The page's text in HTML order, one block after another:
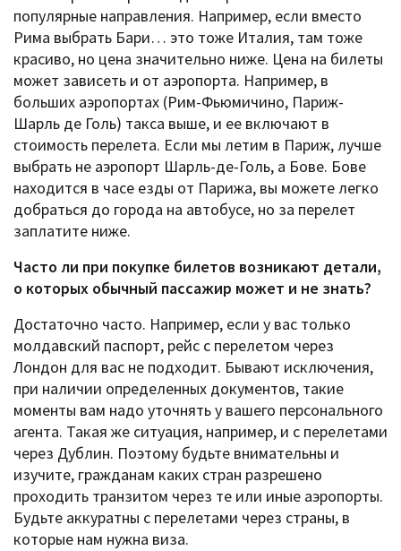
популярные направления. Например, если вместо
Рима выбрать Бари… это тоже Италия, там тоже
красиво, но цена значительно ниже. Цена на билеты
может зависеть и от аэропорта. Например, в
больших аэропортах (Рим-Фьюмичино, Париж-
Шарль де Голь) такса выше, и ее включают в
стоимость перелета. Если мы летим в Париж, лучше
выбрать не аэропорт Шарль-де-Голь, а Бове. Бове
находится в часе езды от Парижа, вы можете легко
добраться до города на автобусе, но за перелет
заплатите ниже.
Часто ли при покупке билетов возникают детали,
о которых обычный пассажир может и не знать?
Достаточно часто. Например, если у вас только
молдавский паспорт, рейс с перелетом через
Лондон для вас не подходит. Бывают исключения,
при наличии определенных документов, такие
моменты вам надо уточнять у вашего персонального
агента. Такая же ситуация, например, и с перелетами
через Дублин. Поэтому будьте внимательны и
изучите, гражданам каких стран разрешено
проходить транзитом через те или иные аэропорты.
Будьте аккуратны с перелетами через страны, в
которые нам нужна виза.